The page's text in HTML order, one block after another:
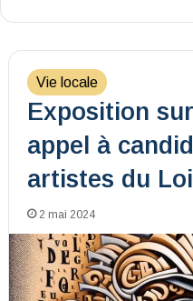
Vie locale
Exposition
appel à
artistes du
2 mai 2024